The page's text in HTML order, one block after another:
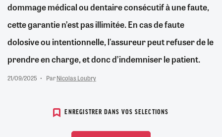
dommage médical ou dentaire consécutif à une faute,
cette garantie n’est pas illimitée. En cas de faute
dolosive ou intentionnelle, l'assureur peut refuser de le
prendre en charge, et donc d’indemniser le patient.
21/09/2025 ParNicolas Loubry
ENREGISTRER DANS VOS SELECTIONS